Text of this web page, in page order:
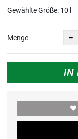
Gewählte Größe: 10 l
Menge
IN